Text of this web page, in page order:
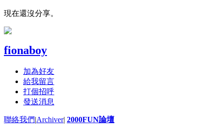
現在還沒分享。
fionaboy
加為好友
給我留言
打個招呼
發送消息
聯絡我們|Archiver| 2000FUN論壇